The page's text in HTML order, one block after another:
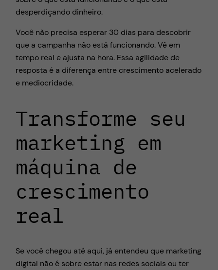
desperdiçando dinheiro.
Você não precisa esperar 30 dias para descobrir
que a campanha não está funcionando. Vê em
tempo real e ajusta na hora. Essa agilidade de
resposta é a diferença entre crescimento acelerado
e mediocridade.
Transforme seu
marketing em
máquina de
crescimento
real
Se você chegou até aqui, já entendeu que marketing
digital não é sobre estar nas redes sociais ou ter